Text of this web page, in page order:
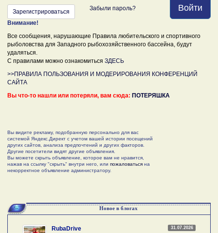
Войти
Зарегистрироваться Забыли пароль?
Внимание!
Все сообщения, нарушающие Правила любительского и спортивного
рыболовства для Западного рыбохозяйственного бассейна, будут
удаляться.
С правилами можно ознакомиться ЗДЕСЬ
>>ПРАВИЛА ПОЛЬЗОВАНИЯ И МОДЕРИРОВАНИЯ КОНФЕРЕНЦИЙ
САЙТА
Вы что-то нашли или потеряли, вам сюда: ПОТЕРЯШКА
Вы видите рекламу, подобранную персонально для вас
системой Яндекс.Директ с учетом вашей истории посещений
других сайтов, анализа предпочтений и других факторов.
Другие посетители видят другие объявления.
Вы можете скрыть объявление, которое вам не нравится,
нажав на ссылку "скрыть" внутри него, или пожаловаться на
некорректное объявление администратору.
Новое в блогах
31.07.2026
RubaDrive